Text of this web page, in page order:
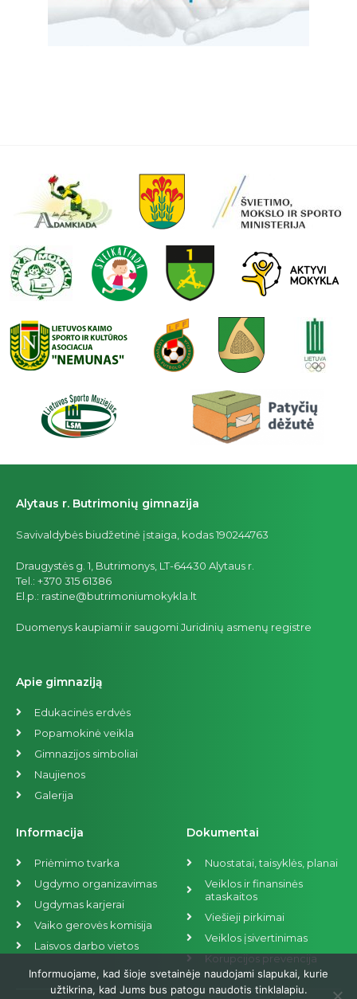
Alytaus r. Butrimonių gimnazija
Savivaldybės biudžetinė įstaiga, kodas 190244763
Draugystės g. 1, Butrimonys, LT-64430 Alytaus r.
Tel.: +370 315 61386
El.p.: rastine@butrimoniumokykla.lt
Duomenys kaupiami ir saugomi Juridinių asmenų registre
Apie gimnaziją
Edukacinės erdvės
Popamokinė veikla
Gimnazijos simboliai
Naujienos
Galerija
Informacija
Priėmimo tvarka
Ugdymo organizavimas
Ugdymas karjerai
Vaiko gerovės komisija
Laisvos darbo vietos
Dokumentai
Nuostatai, taisyklės, planai
Veiklos ir finansinės
ataskaitos
Viešieji pirkimai
Veiklos įsivertinimas
Korupcijos prevencija
Informuojame, kad šioje svetainėje naudojami slapukai, kurie
užtikrina, kad Jums bus patogu naudotis tinklalapiu.